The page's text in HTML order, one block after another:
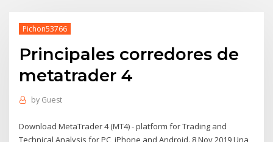
Pichon53766
Principales corredores de
metatrader 4
by Guest
Download MetaTrader 4 (MT4) - platform for Trading and
Technical Analysis for PC, iPhone and Android. 8 Nov 2019 Una